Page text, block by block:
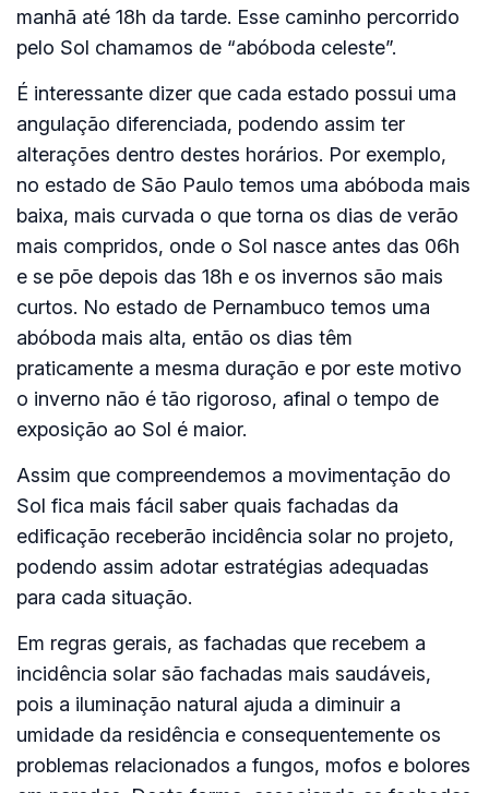
manhã até 18h da tarde. Esse caminho percorrido
pelo Sol chamamos de “abóboda celeste”.
É interessante dizer que cada estado possui uma
angulação diferenciada, podendo assim ter
alterações dentro destes horários. Por exemplo,
no estado de São Paulo temos uma abóboda mais
baixa, mais curvada o que torna os dias de verão
mais compridos, onde o Sol nasce antes das 06h
e se põe depois das 18h e os invernos são mais
curtos. No estado de Pernambuco temos uma
abóboda mais alta, então os dias têm
praticamente a mesma duração e por este motivo
o inverno não é tão rigoroso, afinal o tempo de
exposição ao Sol é maior.
Assim que compreendemos a movimentação do
Sol fica mais fácil saber quais fachadas da
edificação receberão incidência solar no projeto,
podendo assim adotar estratégias adequadas
para cada situação.
Em regras gerais, as fachadas que recebem a
incidência solar são fachadas mais saudáveis,
pois a iluminação natural ajuda a diminuir a
umidade da residência e consequentemente os
problemas relacionados a fungos, mofos e bolores